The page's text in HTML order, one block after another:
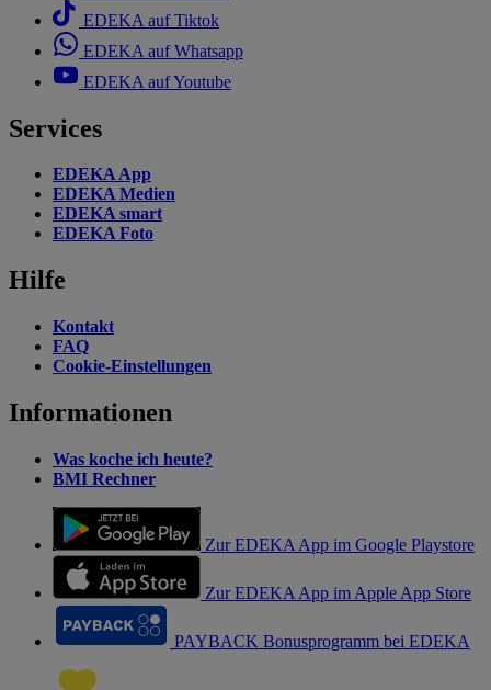
EDEKA auf Tiktok
EDEKA auf Whatsapp
EDEKA auf Youtube
Services
EDEKA App
EDEKA Medien
EDEKA smart
EDEKA Foto
Hilfe
Kontakt
FAQ
Cookie-Einstellungen
Informationen
Was koche ich heute?
BMI Rechner
Zur EDEKA App im Google Playstore
Zur EDEKA App im Apple App Store
PAYBACK Bonusprogramm bei EDEKA